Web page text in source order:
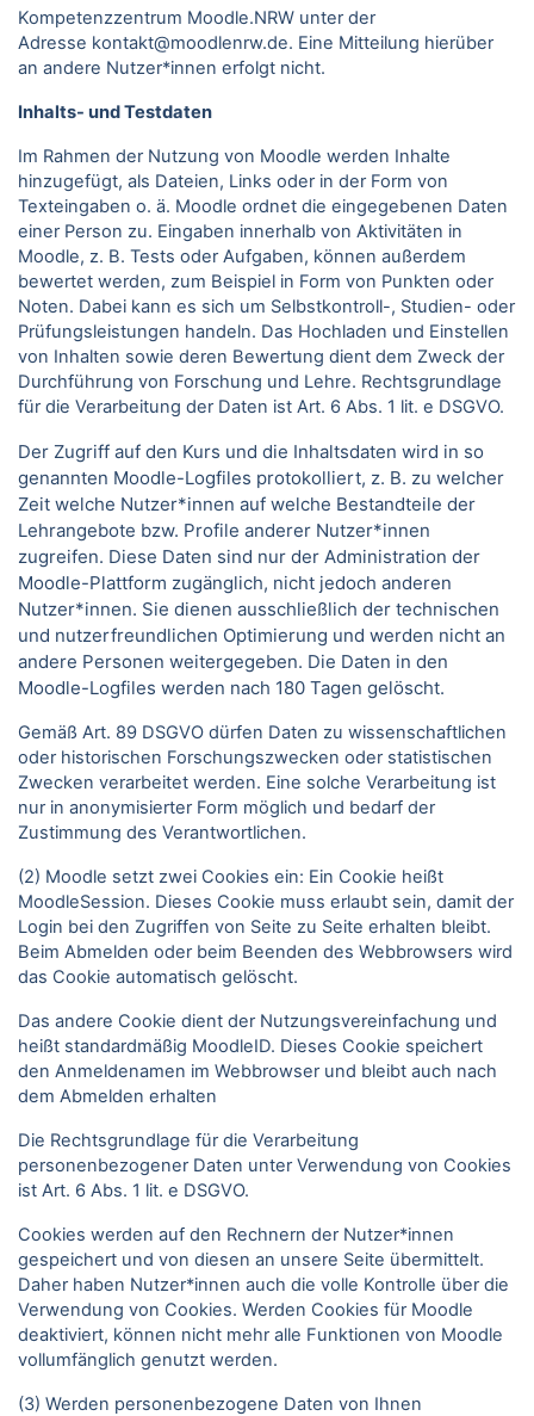
Kompetenzzentrum Moodle.NRW unter der
Adresse kontakt@moodlenrw.de. Eine Mitteilung hierüber
an andere Nutzer*innen erfolgt nicht.
Inhalts- und Testdaten
Im Rahmen der Nutzung von Moodle werden Inhalte
hinzugefügt, als Dateien, Links oder in der Form von
Texteingaben o. ä. Moodle ordnet die eingegebenen Daten
einer Person zu. Eingaben innerhalb von Aktivitäten in
Moodle, z. B. Tests oder Aufgaben, können außerdem
bewertet werden, zum Beispiel in Form von Punkten oder
Noten. Dabei kann es sich um Selbstkontroll-, Studien- oder
Prüfungsleistungen handeln. Das Hochladen und Einstellen
von Inhalten sowie deren Bewertung dient dem Zweck der
Durchführung von Forschung und Lehre. Rechtsgrundlage
für die Verarbeitung der Daten ist Art. 6 Abs. 1 lit. e DSGVO.
Der Zugriff auf den Kurs und die Inhaltsdaten wird in so
genannten Moodle-Logfiles protokolliert, z. B. zu welcher
Zeit welche Nutzer*innen auf welche Bestandteile der
Lehrangebote bzw. Profile anderer Nutzer*innen
zugreifen. Diese Daten sind nur der Administration der
Moodle-Plattform zugänglich, nicht jedoch anderen
Nutzer*innen. Sie dienen ausschließlich der technischen
und nutzerfreundlichen Optimierung und werden nicht an
andere Personen weitergegeben. Die Daten in den
Moodle-Logfiles werden nach 180 Tagen gelöscht.
Gemäß Art. 89 DSGVO dürfen Daten zu wissenschaftlichen
oder historischen Forschungszwecken oder statistischen
Zwecken verarbeitet werden. Eine solche Verarbeitung ist
nur in anonymisierter Form möglich und bedarf der
Zustimmung des Verantwortlichen.
(2) Moodle setzt zwei Cookies ein: Ein Cookie heißt
MoodleSession. Dieses Cookie muss erlaubt sein, damit der
Login bei den Zugriffen von Seite zu Seite erhalten bleibt.
Beim Abmelden oder beim Beenden des Webbrowsers wird
das Cookie automatisch gelöscht.
Das andere Cookie dient der Nutzungsvereinfachung und
heißt standardmäßig MoodleID. Dieses Cookie speichert
den Anmeldenamen im Webbrowser und bleibt auch nach
dem Abmelden erhalten
Die Rechtsgrundlage für die Verarbeitung
personenbezogener Daten unter Verwendung von Cookies
ist Art. 6 Abs. 1 lit. e DSGVO.
Cookies werden auf den Rechnern der Nutzer*innen
gespeichert und von diesen an unsere Seite übermittelt.
Daher haben Nutzer*innen auch die volle Kontrolle über die
Verwendung von Cookies. Werden Cookies für Moodle
deaktiviert, können nicht mehr alle Funktionen von Moodle
vollumfänglich genutzt werden.
(3) Werden personenbezogene Daten von Ihnen